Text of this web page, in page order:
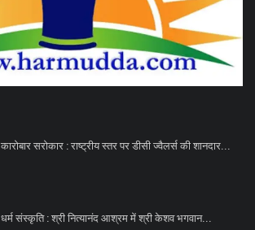
कारोबार सरोकार : राष्ट्रीय स्तर पर डीसी ज्वैलर्स की शानदार...
धर्म संस्कृति : श्री नित्यानंद आश्रम में श्री केशव भगवान...